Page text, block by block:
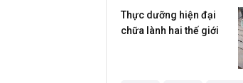
Thực dưỡng hiện đại
chữa lành hai thế giới